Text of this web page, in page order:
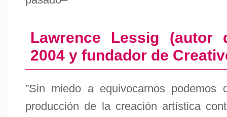
Lawrence Lessig (autor
2004 y fundador de
”Sin miedo a equivocarnos
producción de la creación artística